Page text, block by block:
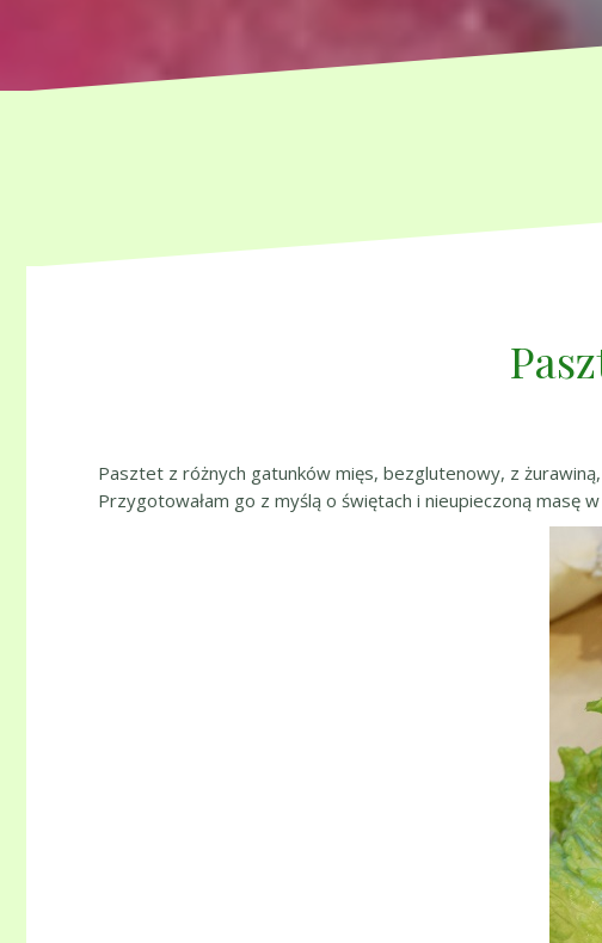
Pasztet z różnych gatunków mięs, bezglutenowy, z
Przygotowałam go z myślą o świętach i nieupieczoną masę